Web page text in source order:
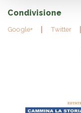
Condivisione
Google+ Twitter